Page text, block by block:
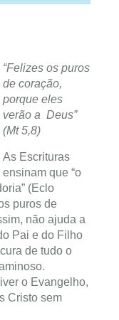
“Felizes os puros
de coração,
porque eles
verão a Deus”
(Mt 5,8)
As Escrituras
ensinam que “o
(Eclo
puros de
não ajuda a
Pai e do Filho
de tudo o
o Evangelho,
Cristo sem